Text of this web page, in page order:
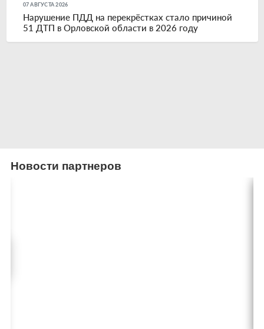
07 АВГУСТА 2026
Нарушение ПДД на перекрёстках стало причиной
51 ДТП в Орловской области в 2026 году
Новости партнеров